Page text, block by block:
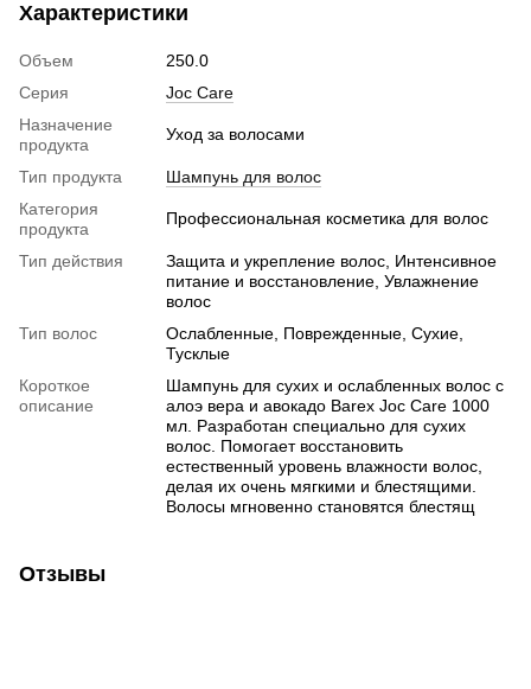
Характеристики
Объем
250.0
Серия
Joc Care
Назначение
продукта
Уход за волосами
Тип продукта
Шампунь для волос
Категория
продукта
Профессиональная косметика для волос
Тип действия
Защита и укрепление волос, Интенсивное
питание и восстановление, Увлажнение
волос
Тип волос
Ослабленные, Поврежденные, Сухие,
Тусклые
Короткое
описание
Шампунь для сухих и ослабленных волос с
алоэ вера и авокадо Barex Joc Care 1000
мл. Разработан специально для сухих
волос. Помогает восстановить
естественный уровень влажности волос,
делая их очень мягкими и блестящими.
Волосы мгновенно становятся блестящ
Отзывы